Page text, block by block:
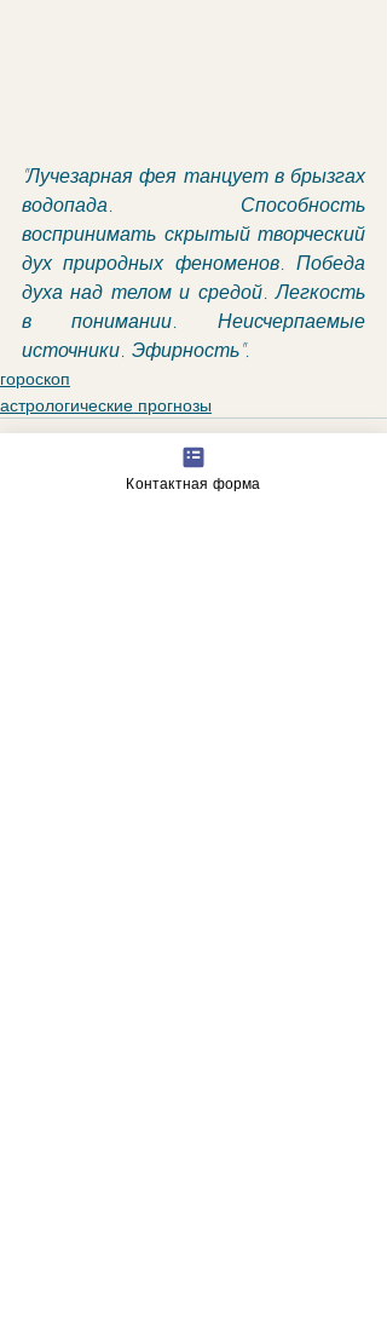
"Лучезарная фея танцует в брызгах
водопада. Способность
воспринимать скрытый творческий
дух природных феноменов. Победа
духа над телом и средой. Легкость
в понимании. Неисчерпаемые
источники. Эфирность".
гороскоп
астрологические прогнозы
Контактная форма